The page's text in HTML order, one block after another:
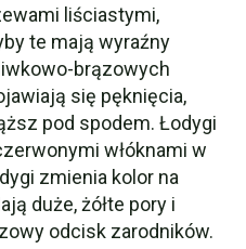
liściastymi,
te mają wyraźny
brązowych
się pęknięcia,
pod spodem. Łodygi
włóknami w
zmienia kolor na
duże, żółte pory i
odcisk zarodników.